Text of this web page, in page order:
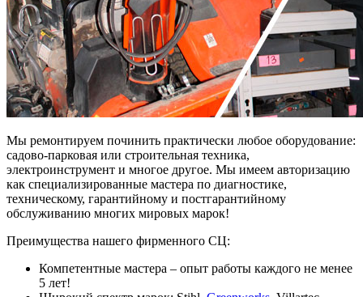
Мы ремонтируем починить практически любое оборудование:
садово-парковая или строительная техника,
электроинструмент и многое другое. Мы имеем авторизацию
как специализированные мастера по диагностике,
техническому, гарантийному и постгарантийному
обслуживанию многих мировых марок!
Преимущества нашего фирменного СЦ:
Компетентные мастера – опыт работы каждого не менее
5 лет!